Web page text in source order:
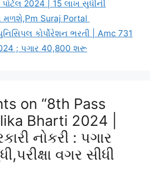
2024 | 15 લાખ સુધીની
મળશે,Pm Suraj Portal
કોર્પોરેશન ભરતી | Amc 731
; પગાર 40,800 શરૂ
on “8th Pass
Bharti 2024 |
નોકરી : પગાર
વગર સીધી